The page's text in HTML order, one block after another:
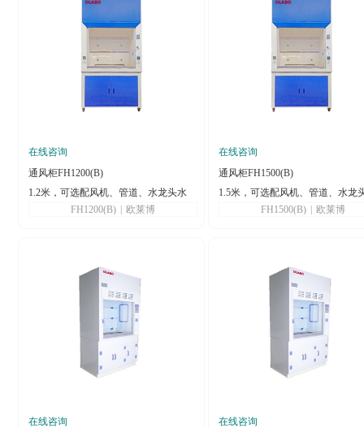
在线咨询
通风柜FH1200(B)
1.2米，可选配风机、管道、水龙头水
槽，可去下柜FH1200(B) 欧莱博
在线咨询
通风柜FH1500(B)
1.5米，可选配风机、管道、水龙
槽，可去下柜FH1500(B) 欧莱博
在线咨询
在线咨询